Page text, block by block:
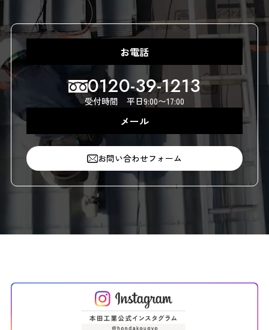
新着情報
会社案内
採用情報
お問い合わせ
お電話
0120-39-1213
受付時間 平日9:00〜17:00
メール
お問い合わせフォーム